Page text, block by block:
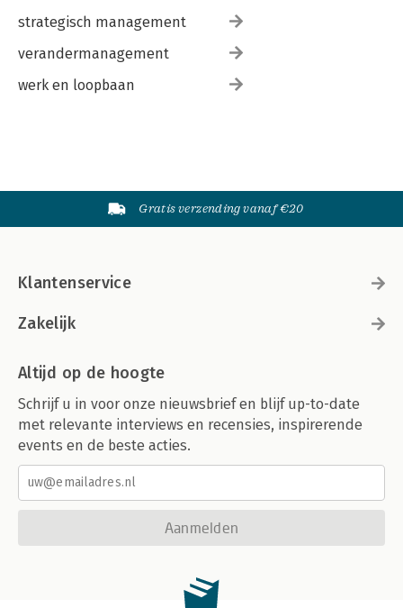
strategisch management
verandermanagement
werk en loopbaan
Gratis verzending vanaf €20
Klantenservice
Zakelijk
Altijd op de hoogte
Schrijf u in voor onze nieuwsbrief en blijf up-to-date
met relevante interviews en recensies, inspirerende
events en de beste acties.
Aanmelden